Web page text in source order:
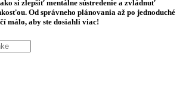
si zlepšiť mentálne sústredenie a zvládnuť
Od správneho plánovania až po jednoduché
málo, aby ste dosiahli viac!